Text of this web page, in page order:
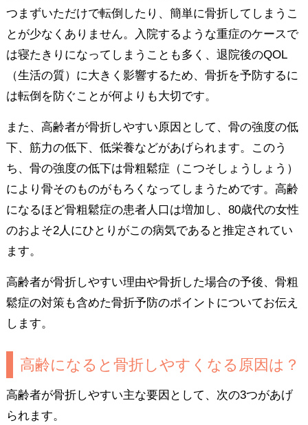
つまずいただけで転倒したり、簡単に骨折してしまうこ
とが少なくありません。入院するような重症のケースで
は寝たきりになってしまうことも多く、退院後のQOL
（生活の質）に大きく影響するため、骨折を予防するに
は転倒を防ぐことが何よりも大切です。
また、高齢者が骨折しやすい原因として、骨の強度の低
下、筋力の低下、低栄養などがあげられます。このう
ち、骨の強度の低下は骨粗鬆症（こつそしょうしょう）
により骨そのものがもろくなってしまうためです。高齢
になるほど骨粗鬆症の患者人口は増加し、80歳代の女性
のおよそ2人にひとりがこの病気であると推定されてい
ます。
高齢者が骨折しやすい理由や骨折した場合の予後、骨粗
鬆症の対策も含めた骨折予防のポイントについてお伝え
します。
高齢になると骨折しやすくなる原因は？
高齢者が骨折しやすい主な要因として、次の3つがあげ
られます。